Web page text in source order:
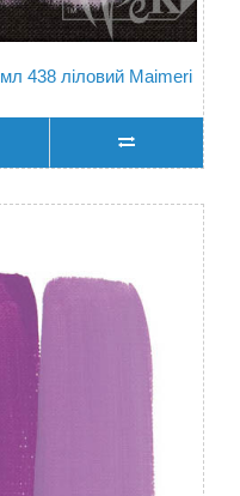
438 ліловий Maimeri